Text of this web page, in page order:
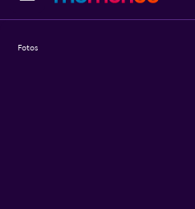
Fotos